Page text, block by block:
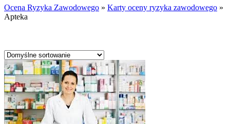
Ocena Ryzyka Zawodowego » Karty oceny ryzyka zawodowego »
Apteka